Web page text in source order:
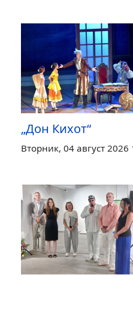
„Дон Кихот“
Вторник, 04 август 2026